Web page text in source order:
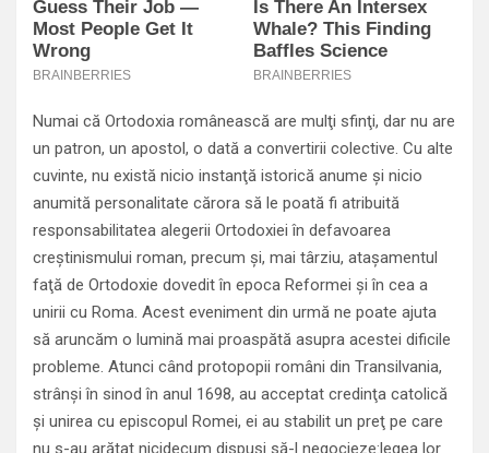
Numai că Ortodoxia românească are mulţi sfinţi, dar nu are
un patron, un apostol, o dată a convertirii colective. Cu alte
cuvinte, nu există nicio instanţă istorică anume şi nicio
anumită personalitate cărora să le poată fi atribuită
responsabilitatea alegerii Ortodoxiei în defavoarea
creştinismului roman, precum şi, mai târziu, ataşamentul
faţă de Ortodoxie dovedit în epoca Reformei şi în cea a
unirii cu Roma. Acest eveniment din urmă ne poate ajuta
să aruncăm o lumină mai proaspătă asupra acestei dificile
probleme. Atunci când protopopii români din Transilvania,
strânşi în sinod în anul 1698, au acceptat credinţa catolică
şi unirea cu episcopul Romei, ei au stabilit un preţ pe care
nu s-au arătat nicidecum dispuşi să-l negocieze:legea lor